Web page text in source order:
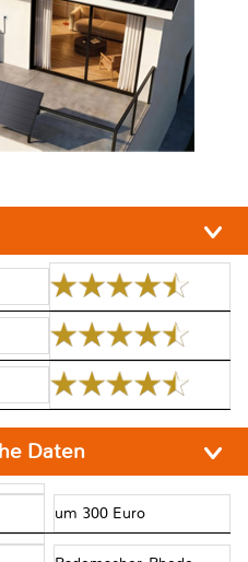
Daten
um 300 Euro